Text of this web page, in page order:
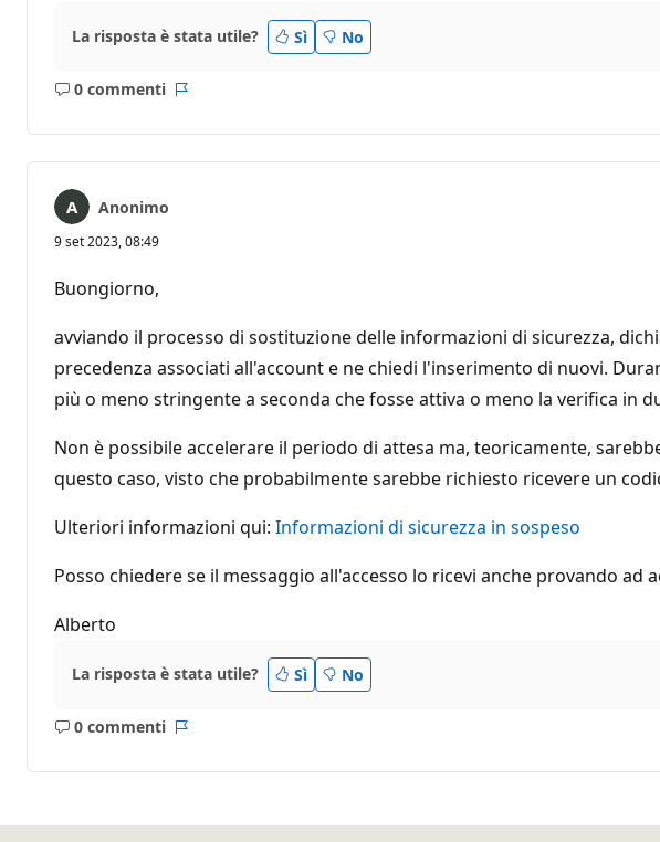
La risposta è stata utile? Sì No
0 commenti
Nessun
Anonimo
9 set 2023, 08:49
Buongiorno,
avviando il processo di sostituzione delle informazioni di sicurezza,
precedenza associati all'account e ne chiedi l'inserimento di nuovi.
più o meno stringente a seconda che fosse attiva o meno la verifica in
Non è possibile accelerare il periodo di attesa ma, teoricamente,
questo caso, visto che probabilmente sarebbe richiesto ricevere un
Ulteriori informazioni qui: Informazioni di sicurezza in sospeso
Posso chiedere se il messaggio all'accesso lo ricevi anche provando ad
Alberto
La risposta è stata utile? Sì No
0 commenti
Nessun